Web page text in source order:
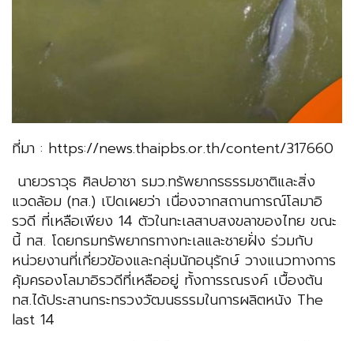
ที่มา : https://news.thaipbs.or.th/content/317660
นายวราวุธ ศิลปอาชา รมว.ทรัพยากรธรรมชาติและสิ่ง
แวดล้อม (ทส.) เปิดเผยว่า เนื่องจากสถานการณ์โลมาอิ
รวดี ที่เหลือเพียง 14 ตัวในทะเลสาบสงขลาของไทย ขณะ
นี้ ทส. โดยกรมทรัพยากรทางทะเลและชายฝั่ง ร่วมกับ
หน่วยงานที่เกี่ยวข้องและกลุ่มนักอนุรักษ์ วางแนวทางการ
คุ้มครองโลมาอิรวดีที่เหลืออยู่ ทั้งการรณรงค์ เบื้องต้น
ทส.ได้ประสานกระทรวงวัฒนธรรมในการผลิตหนัง The
last 14